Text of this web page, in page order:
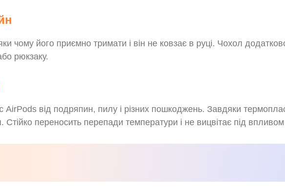
чому його приємно тримати і він не ковзає в руці. Чохол
рюкзаку.
від подряпин, пилу і різних пошкоджень. Завдяки
Стійко переносить перепади температури і не вицвітає під